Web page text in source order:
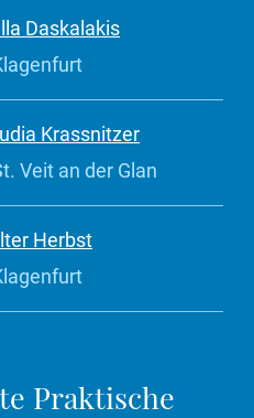
Daskalakis
Krassnitzer
Veit an der Glan
Herbst
Praktische